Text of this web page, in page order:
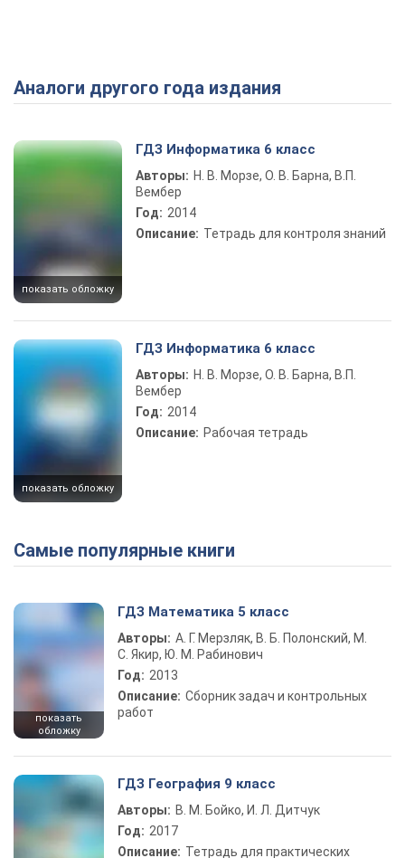
Аналоги другого года издания
показать обложку
ГДЗ Информатика 6 класс
Авторы: Н. В. Морзе, О. В. Барна, В.П.
Вембер
Год: 2014
Описание: Тетрадь для контроля знаний
показать обложку
ГДЗ Информатика 6 класс
Авторы: Н. В. Морзе, О. В. Барна, В.П.
Вембер
Год: 2014
Описание: Рабочая тетрадь
Самые популярные книги
показать
обложку
ГДЗ Математика 5 класс
Авторы: А. Г. Мерзляк, В. Б. Полонский, М.
С. Якир, Ю. М. Рабинович
Год: 2013
Описание: Сборник задач и контрольных
работ
ГДЗ География 9 класс
Авторы: В. М. Бойко, И. Л. Дитчук
Год: 2017
Описание: Тетрадь для практических